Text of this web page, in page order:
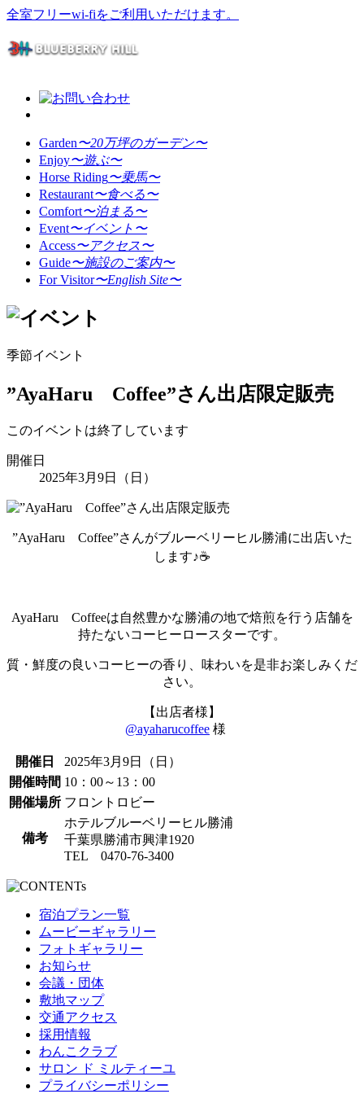
全室フリーwi-fiをご利用いただけます。
Garden〜20万坪のガーデン〜
Enjoy〜遊ぶ〜
Horse Riding〜乗馬〜
Restaurant〜食べる〜
Comfort〜泊まる〜
Event〜イベント〜
Access〜アクセス〜
Guide〜施設のご案内〜
For Visitor〜English Site〜
季節イベント
”AyaHaru Coffee”さん出店限定販売
このイベントは終了しています
開催日
2025年3月9日（日）
”AyaHaru Coffee”さんがブルーベリーヒル勝浦に出店いた
します♪☕
AyaHaru Coffeeは自然豊かな勝浦の地で焙煎を行う店舗を
持たないコーヒーロースターです。
質・鮮度の良いコーヒーの香り、味わいを是非お楽しみくだ
さい。
【出店者様】
@ayaharucoffee 様
開催日
2025年3月9日（日）
開催時間 10：00～13：00
開催場所 フロントロビー
備考
ホテルブルーベリーヒル勝浦
千葉県勝浦市興津1920
TEL 0470-76-3400
宿泊プラン一覧
ムービーギャラリー
フォトギャラリー
お知らせ
会議・団体
敷地マップ
交通アクセス
採用情報
わんこクラブ
サロン ド ミルティーユ
プライバシーポリシー